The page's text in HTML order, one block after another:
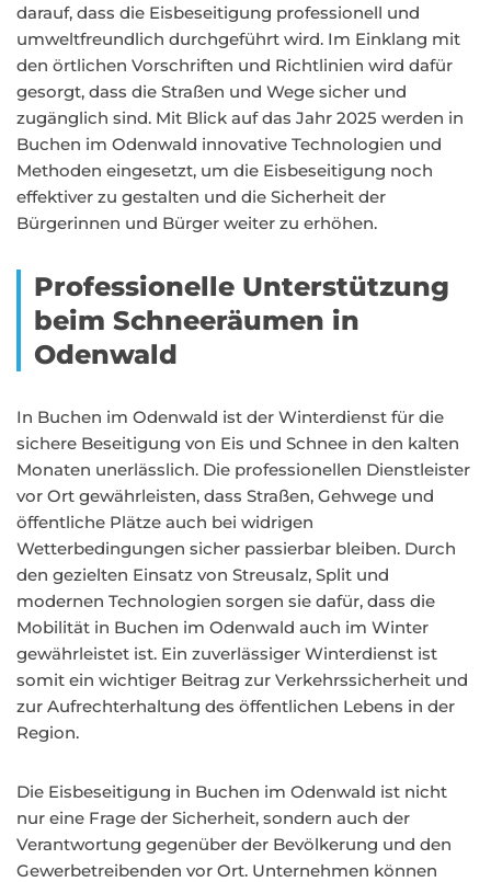
darauf, dass die Eisbeseitigung professionell und
umweltfreundlich durchgeführt wird. Im Einklang mit
den örtlichen Vorschriften und Richtlinien wird dafür
gesorgt, dass die Straßen und Wege sicher und
zugänglich sind. Mit Blick auf das Jahr 2025 werden in
Buchen im Odenwald innovative Technologien und
Methoden eingesetzt, um die Eisbeseitigung noch
effektiver zu gestalten und die Sicherheit der
Bürgerinnen und Bürger weiter zu erhöhen.
Professionelle Unterstützung
beim Schneeräumen in
Odenwald
In Buchen im Odenwald ist der Winterdienst für die
sichere Beseitigung von Eis und Schnee in den kalten
Monaten unerlässlich. Die professionellen Dienstleister
vor Ort gewährleisten, dass Straßen, Gehwege und
öffentliche Plätze auch bei widrigen
Wetterbedingungen sicher passierbar bleiben. Durch
den gezielten Einsatz von Streusalz, Split und
modernen Technologien sorgen sie dafür, dass die
Mobilität in Buchen im Odenwald auch im Winter
gewährleistet ist. Ein zuverlässiger Winterdienst ist
somit ein wichtiger Beitrag zur Verkehrssicherheit und
zur Aufrechterhaltung des öffentlichen Lebens in der
Region.
Die Eisbeseitigung in Buchen im Odenwald ist nicht
nur eine Frage der Sicherheit, sondern auch der
Verantwortung gegenüber der Bevölkerung und den
Gewerbetreibenden vor Ort. Unternehmen können